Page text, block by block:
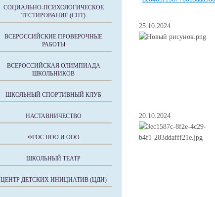
25.10.2024
20.10.2024
СОЦИАЛЬНО-ПСИХОЛОГИЧЕСКОЕ
ТЕСТИРОВАНИЕ (СПТ)
ВСЕРОССИЙСКИЕ ПРОВЕРОЧНЫЕ
РАБОТЫ
ВСЕРОССИЙСКАЯ ОЛИМПИАДА
ШКОЛЬНИКОВ
ШКОЛЬНЫЙ СПОРТИВНЫЙ КЛУБ
НАСТАВНИЧЕСТВО
ФГОС НОО И ООО
ШКОЛЬНЫЙ ТЕАТР
ЦЕНТР ДЕТСКИХ ИНИЦИАТИВ (ЦДИ)